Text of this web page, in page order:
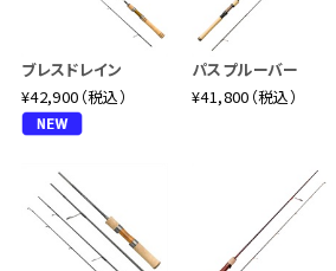
ブレスドレイン
¥42,900（税込）
パスプルーバー
¥41,800（税込）